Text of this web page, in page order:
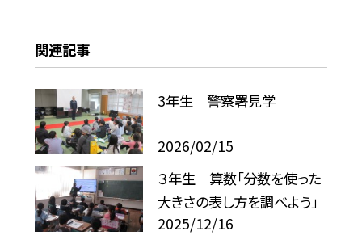
関連記事
3年生 警察署見学
2026/02/15
３年生 算数「分数を使った
大きさの表し方を調べよう」
2025/12/16